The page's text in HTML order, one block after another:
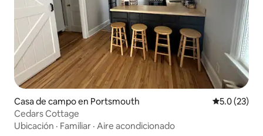
Casa de campo en Portsmouth Calificación
5.0 (23)
Cedars Cottage
Ubicación · Familiar · Aire acondicionado